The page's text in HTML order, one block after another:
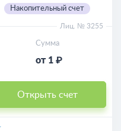
Накопительный счет
Лиц. № 3255
Сумма
от 1 ₽
Открыть счет